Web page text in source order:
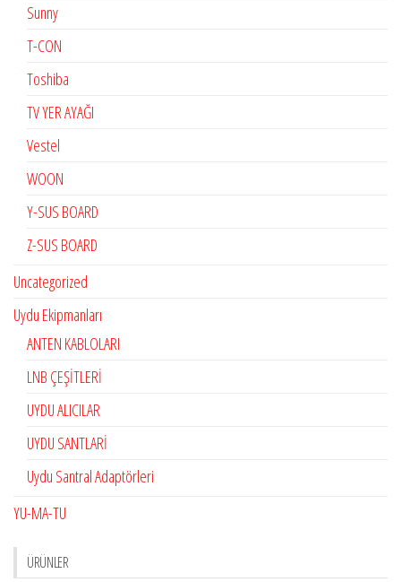
Sunny
T-CON
Toshiba
TV YER AYAĞI
Vestel
WOON
Y-SUS BOARD
Z-SUS BOARD
Uncategorized
Uydu Ekipmanları
ANTEN KABLOLARI
LNB ÇEŞİTLERİ
UYDU ALICILAR
UYDU SANTLARİ
Uydu Santral Adaptörleri
YU-MA-TU
ÜRÜNLER